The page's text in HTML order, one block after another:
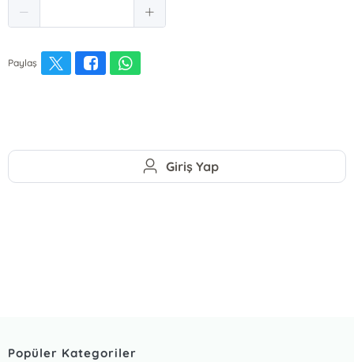
Paylaş
Giriş Yap
Popüler Kategoriler